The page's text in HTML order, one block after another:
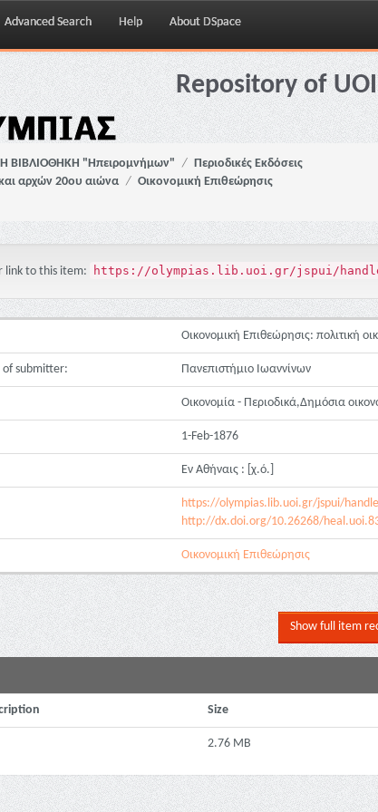
Advanced Search Help About DSpace
Repository of
ΒΙΒΛΙΟΘΗΚΗ "Ηπειρομνήμων"
Περιοδικές Εκδόσεις
αρχών 20ου αιώνα
Οικονομική Επιθεώρησις
link to this item: https://olympias.lib.uoi.gr/jspui/handle/
Οικονομική Επιθεώρησις: πολιτική
submitter: Πανεπιστήμιο Ιωαννίνων
Οικονομία - Περιοδικά,Δημόσια
1-Feb-1876
Εν Αθήναις : [χ.ό.]
https://olympias.lib.uoi.gr/jspui/
http://dx.doi.org/10.26268/
Οικονομική Επιθεώρησις
Show full item
Size
2.76 MB